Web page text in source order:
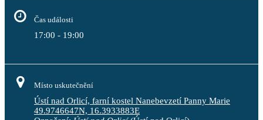
Čas události
17:00 - 19:00
Místo uskutečnění
Ústí nad Orlicí, farní kostel Nanebevzetí Panny Marie
49.9746647N, 16.3933883E